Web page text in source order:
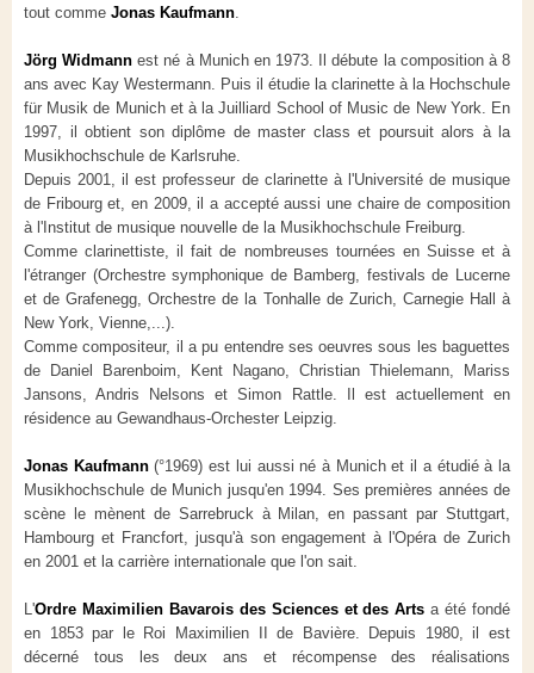
tout comme Jonas Kaufmann.
Jörg Widmann est né à Munich en 1973. Il débute la composition à 8
ans avec Kay Westermann. Puis il étudie la clarinette à la Hochschule
für Musik de Munich et à la Juilliard School of Music de New York. En
1997, il obtient son diplôme de master class et poursuit alors à la
Musikhochschule de Karlsruhe.
Depuis 2001, il est professeur de clarinette à l'Université de musique
de Fribourg et, en 2009, il a accepté aussi une chaire de composition
à l'Institut de musique nouvelle de la Musikhochschule Freiburg.
Comme clarinettiste, il fait de nombreuses tournées en Suisse et à
l'étranger (Orchestre symphonique de Bamberg, festivals de Lucerne
et de Grafenegg, Orchestre de la Tonhalle de Zurich, Carnegie Hall à
New York, Vienne,...).
Comme compositeur, il a pu entendre ses oeuvres sous les baguettes
de Daniel Barenboim, Kent Nagano, Christian Thielemann, Mariss
Jansons, Andris Nelsons et Simon Rattle. Il est actuellement en
résidence au Gewandhaus-Orchester Leipzig.
Jonas Kaufmann(°1969) est lui aussi né à Munich et il a étudié à la
Musikhochschule de Munich jusqu'en 1994. Ses premières années de
scène le mènent de Sarrebruck à Milan, en passant par Stuttgart,
Hambourg et Francfort, jusqu'à son engagement à l'Opéra de Zurich
en 2001 et la carrière internationale que l'on sait.
L'Ordre Maximilien Bavarois des Sciences et des Arts a été fondé
en 1853 par le Roi Maximilien II de Bavière. Depuis 1980, il est
décerné tous les deux ans et récompense des réalisations